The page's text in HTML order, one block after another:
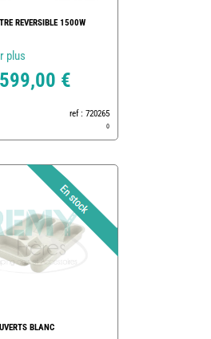
REVERSIBLE 1500W
plus
599,00 €
ref : 720265
0
BLANC